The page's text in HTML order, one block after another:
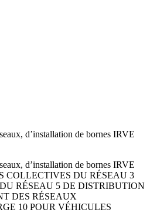
d’installation de bornes IRVE
d’installation de bornes IRVE
COLLECTIVES DU RÉSEAU 3
RÉSEAU 5 DE DISTRIBUTION
DES RÉSEAUX
10 POUR VÉHICULES